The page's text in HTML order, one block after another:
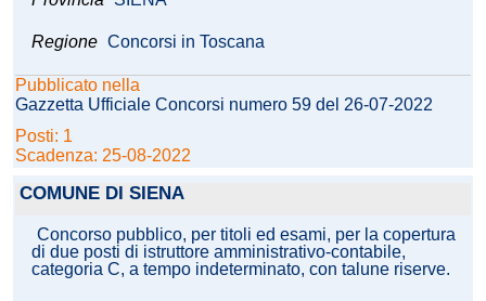
Regione Concorsi in Toscana
Pubblicato nella
Gazzetta Ufficiale Concorsi numero 59 del 26-07-2022
Posti: 1
Scadenza: 25-08-2022
COMUNE DI SIENA
Concorso pubblico, per titoli ed esami, per la copertura
di due posti di istruttore amministrativo-contabile,
categoria C, a tempo indeterminato, con talune riserve.